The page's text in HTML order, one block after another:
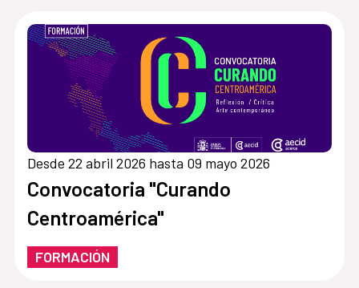
Desde 22 abril 2026 hasta 09 mayo 2026
Convocatoria "Curando
Centroamérica"
FORMACIÓN